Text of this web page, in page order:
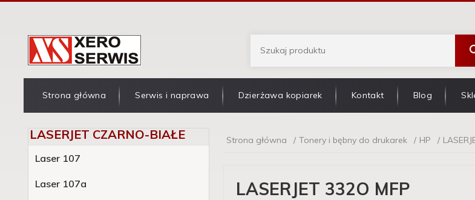
Strona główna Serwis i naprawa Dzierżawa kopiarek Kontakt Blog
LASERJET CZARNO-BIAŁE
Laser 107
Laser 107a
Strona główna Tonery i bębny do drukarek HP
LASERJET 332O MFP